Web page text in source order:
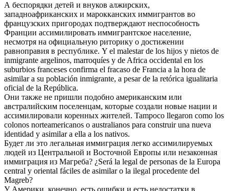
А беспорядки детей и внуков алжирских,
западноафриканских и марокканских иммигрантов во
французских пригородах подтверждают неспособность
Франции ассимилировать иммигрантское население,
несмотря на официальную риторику о достижении
равноправия в республике. Y el malestar de los hijos y nietos de
inmigrante argelinos, marroquíes y de Africa occidental en los
suburbios franceses confirma el fracaso de Francia a la hora de
asimilara su población inmigrante, a pesar de la retórica igualitaria
oficial de la República.
Они также не пришли подобно американским или
австралийским поселенцам, которые создали новые нации и
ассимилировали коренных жителей. Tampoco llegaron como los
colonos norteamericanos o australianos para construir una nueva
identidad y asimilara ella a los nativos.
Будет ли это легальная иммиграция легко ассимилируемых
людей из Центральной и Восточной Европы или незаконная
иммиграция из Магреба? ¿Será la legal de personas de la Europa
central y oriental fáciles de asimilaro la ilegal procedente del
Magreb?